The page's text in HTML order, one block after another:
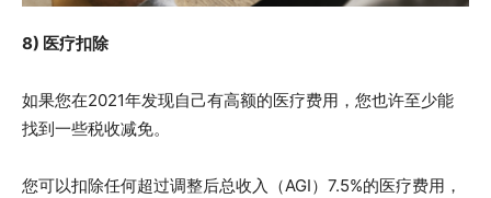
8) 医疗扣除
如果您在2021年发现自己有高额的医疗费用，您也许至少能
找到一些税收减免。
您可以扣除任何超过调整后总收入（AGI）7.5%的医疗费用，